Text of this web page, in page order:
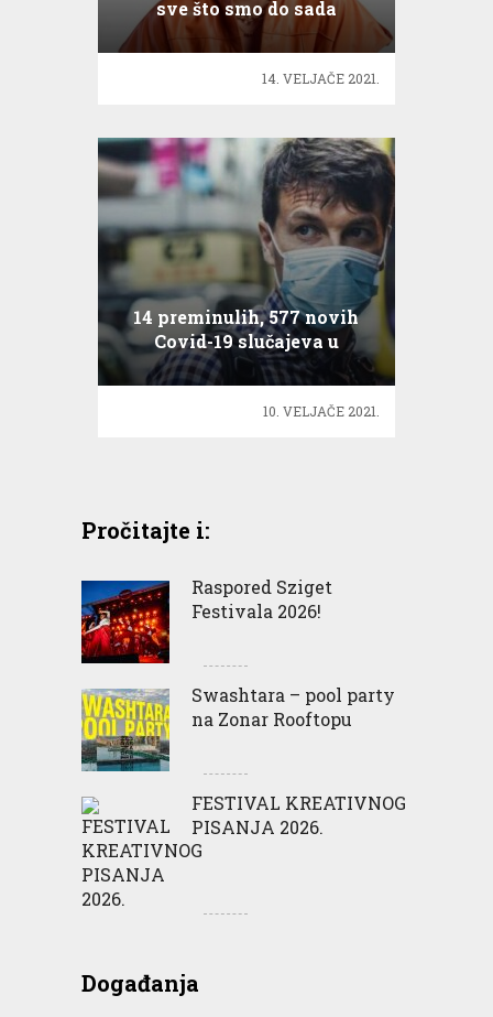
sve što smo do sada
napravili
14. VELJAČE 2021.
14 preminulih, 577 novih
Covid-19 slučajeva u
Hrvatskoj
10. VELJAČE 2021.
Pročitajte i:
Raspored Sziget
Festivala 2026!
Swashtara – pool party
na Zonar Rooftopu
FESTIVAL KREATIVNOG
PISANJA 2026.
Događanja